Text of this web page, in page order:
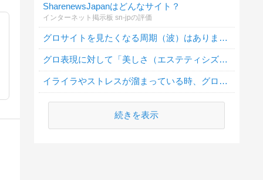
SharenewsJapanはどんなサイト？
インターネット掲示板 sn-jpの評価
グロサイトを見たくなる周期（波）はありますか？
グロ表現に対して「美しさ（エステティシズム）」を感じることはありますか？
イライラやストレスが溜まっている時、グロサイトを見たくなる？
続きを表示